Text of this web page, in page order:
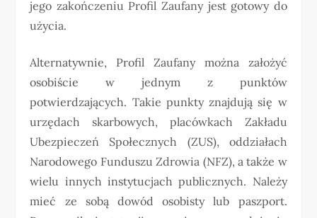
jego zakończeniu Profil Zaufany jest gotowy do
użycia.
Alternatywnie, Profil Zaufany można założyć
osobiście w jednym z punktów
potwierdzających. Takie punkty znajdują się w
urzędach skarbowych, placówkach Zakładu
Ubezpieczeń Społecznych (ZUS), oddziałach
Narodowego Funduszu Zdrowia (NFZ), a także w
wielu innych instytucjach publicznych. Należy
mieć ze sobą dowód osobisty lub paszport.